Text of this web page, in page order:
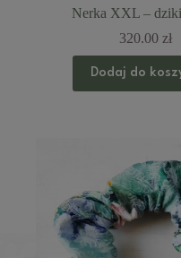
Nerka XXL –
320.00 zł
Dodaj do